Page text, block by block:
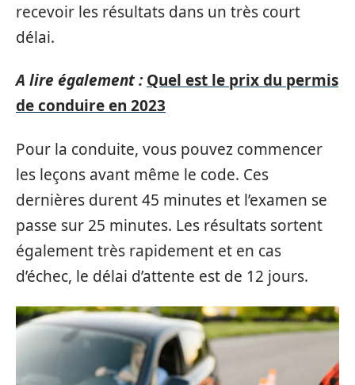
recevoir les résultats dans un très court
délai.
A lire également : Quel est le prix du permis
de conduire en 2023
Pour la conduite, vous pouvez commencer
les leçons avant même le code. Ces
dernières durent 45 minutes et l’examen se
passe sur 25 minutes. Les résultats sortent
également très rapidement et en cas
d’échec, le délai d’attente est de 12 jours.